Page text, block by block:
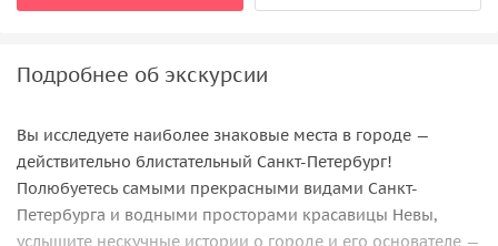
Подробнее об экскурсии
Вы исследуете наиболее знаковые места в городе —
действительно блистательный Санкт-Петербург!
Полюбуетесь самыми прекрасными видами Санкт-
Петербурга и водными просторами красавицы Невы,
услышите нескучные истории о городе и его основателе —